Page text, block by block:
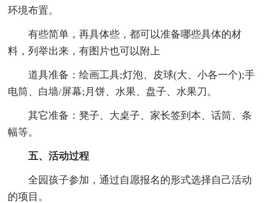
环境布置。
有些简单，再具体些，都可以准备哪些具体的材
料，列举出来，有图片也可以附上
道具准备：绘画工具;灯泡、皮球(大、小各一个);手
电筒、白墙/屏幕;月饼、水果、盘子、水果刀。
其它准备：凳子、大桌子、家长签到本、话筒、条
幅等。
五、活动过程
全园孩子参加，通过自愿报名的形式选择自己活动
的项目。